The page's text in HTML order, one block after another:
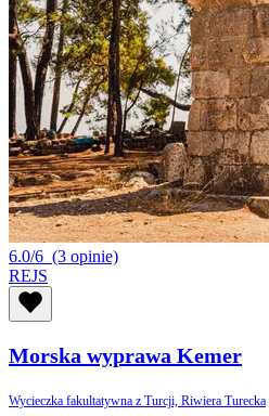
6.0/6 (3 opinie)
REJS
Morska wyprawa Kemer
Wycieczka fakultatywna z Turcji, Riwiera Turecka